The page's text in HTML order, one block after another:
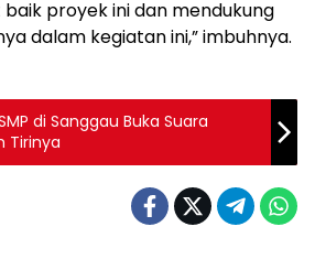
proyek ini dan mendukung
dalam kegiatan ini,” imbuhnya.
di Sanggau Buka Suara
Tirinya